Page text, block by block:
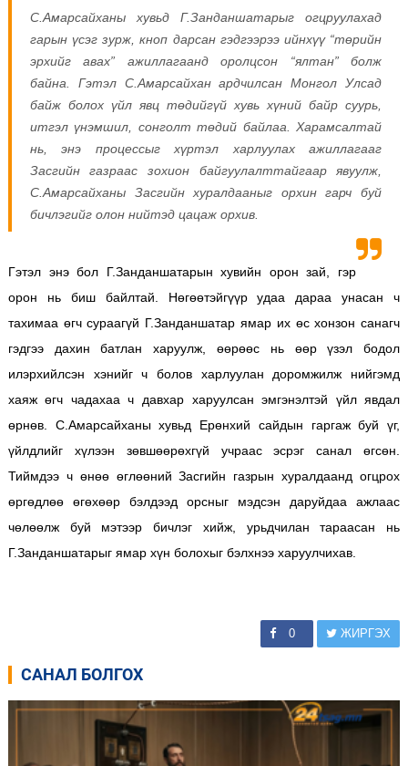
С.Амарсайханы хувьд Г.Занданшатарыг огцруулахад
гарын үсэг зурж, кноп дарсан гэдгээрээ ийнхүү “төрийн
эрхийг авах” ажиллагаанд оролцсон “ялтан” болж
байна. Гэтэл С.Амарсайхан ардчилсан Монгол Улсад
байж болох үйл явц төдийгүй хувь хүний байр суурь,
итгэл үнэмшил, сонголт төдий байлаа. Харамсалтай
нь, энэ процессыг хүртэл харлуулах ажиллагааг
Засгийн газраас зохион байгуулалттайгаар явуулж,
С.Амарсайханы Засгийн хуралдааныг орхин гарч буй
бичлэгийг олон нийтэд цацаж орхив.
Гэтэл энэ бол Г.Занданшатарын хувийн орон зай, гэр
орон нь биш байлтай. Нөгөөтэйгүүр удаа дараа унасан ч
тахимаа өгч сураагүй Г.Занданшатар ямар их өс хонзон санагч
гэдгээ дахин батлан харуулж, өөрөөс нь өөр үзэл бодол
илэрхийлсэн хэнийг ч болов харлуулан доромжилж нийгэмд
хаяж өгч чадахаа ч давхар харуулсан эмгэнэлтэй үйл явдал
өрнөв. С.Амарсайханы хувьд Ерөнхий сайдын гаргаж буй үг,
үйлдлийг хүлээн зөвшөөрөхгүй учраас эсрэг санал өгсөн.
Тиймдээ ч өнөө өглөөний Засгийн газрын хуралдаанд огцрох
өргөдлөө өгөхөөр бэлдээд орсныг мэдсэн даруйдаа ажлаас
чөлөөлж буй мэтээр бичлэг хийж, урьдчилан тараасан нь
Г.Занданшатарыг ямар хүн болохыг бэлхнээ харуулчихав.
0 ЖИРГЭХ
САНАЛ БОЛГОХ